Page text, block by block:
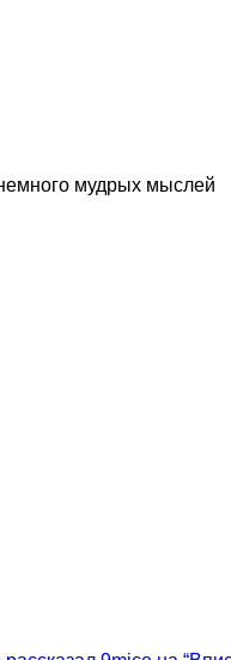
мудрых мыслей